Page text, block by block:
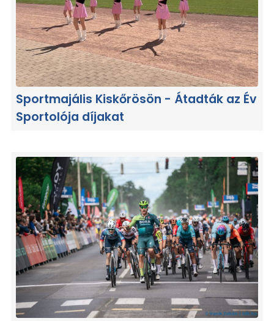
Sportmajális Kiskőrösön - Átadták az Év
Sportolója díjakat